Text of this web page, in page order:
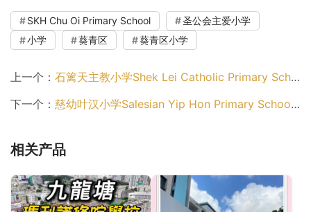
SKH Chu Oi Primary School
圣公会主爱小学
小学
葵青区 葵青区小学
上一个： 石篱天主教小学Shek Lei Catholic Primary School（葵青区小学）
下一个： 慈幼叶汉小学Salesian Yip Hon Primary School（葵青区小学）
相关产品